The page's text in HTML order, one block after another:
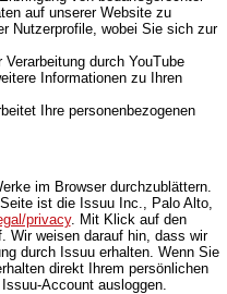
auf unserer Website zu
Nutzerprofile, wobei Sie sich zur
durch YouTube
Informationen zu Ihren
Ihre personenbezogenen
im Browser durchzublättern.
ist die Issuu Inc., Palo Alto,
privacy. Mit Klick auf den
Wir weisen darauf hin, dass wir
durch Issuu erhalten. Wenn Sie
direkt Ihrem persönlichen
Account ausloggen.